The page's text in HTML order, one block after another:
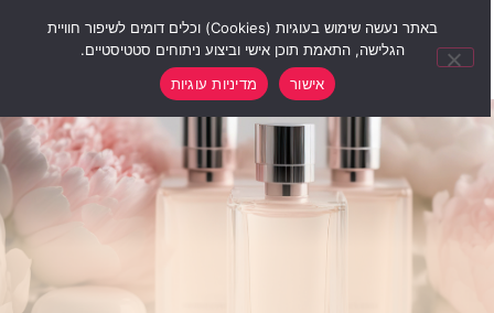
באתר נעשה שימוש בעוגיות (Cookies) וכלים דומים לשיפור חוויית
הגלישה, התאמת תוכן אישי וביצוע ניתוחים סטטיסטיים.
אישור
מדיניות עוגיות